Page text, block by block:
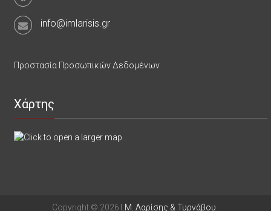
info@imlarisis.gr
Προστασία Προσωπικών Δεδομένων
Χάρτης
Copyright © 2026 Ι.Μ. Λαρίσης & Τυρνάβου